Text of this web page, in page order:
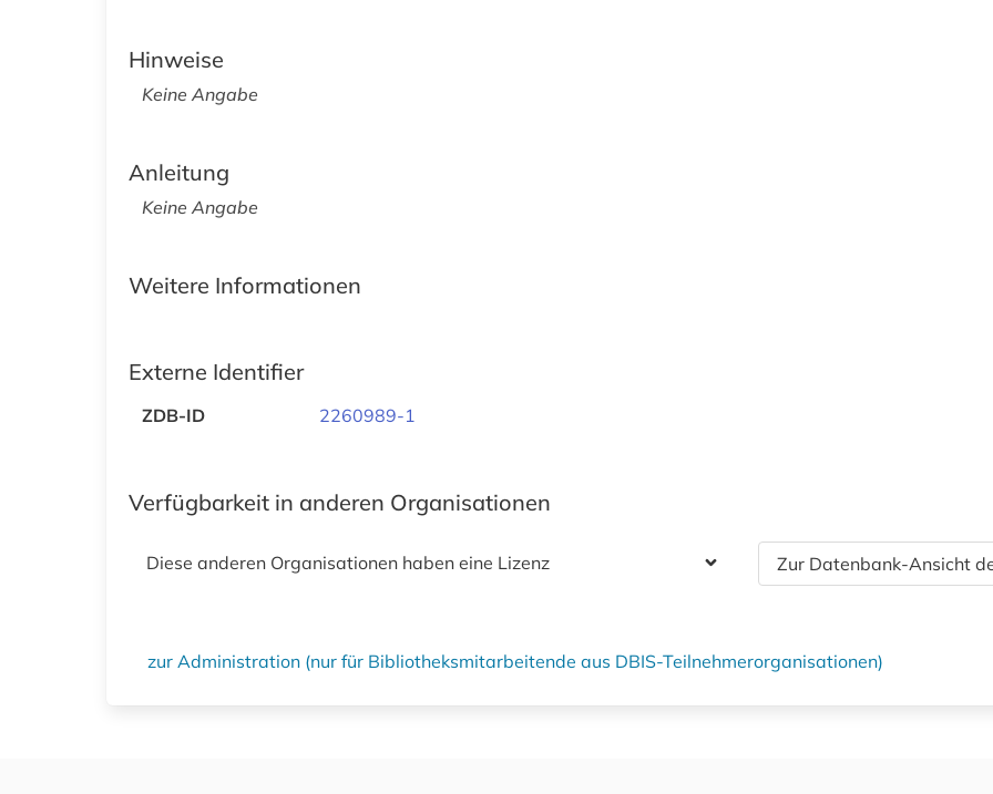
Hinweise
Keine Angabe
Anleitung
Keine Angabe
Weitere Informationen
Externe Identifier
ZDB-ID 2260989-1
Verfügbarkeit in anderen Organisationen
Diese anderen Organisationen haben eine Lizenz Zur Datenbank-Ansicht
zur Administration (nur für Bibliotheksmitarbeitende aus DBIS-Teilnehmerorganisationen)